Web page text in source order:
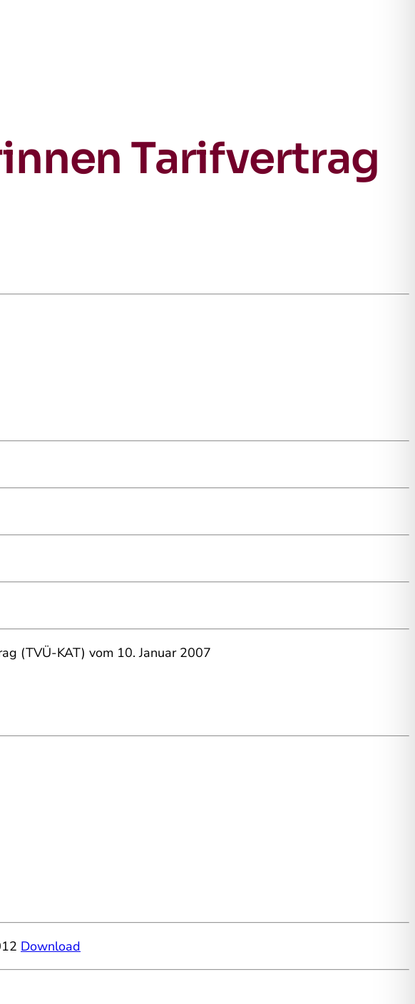
Tarifvertrag
(TVÜ-KAT) vom 10. Januar 2007
Download